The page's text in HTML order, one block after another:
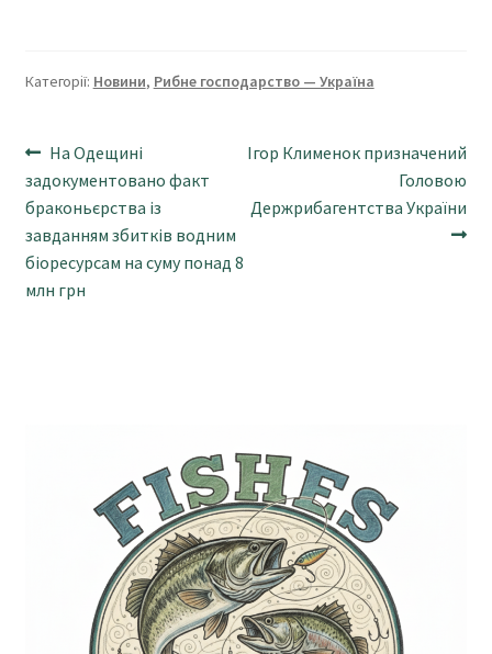
Категорії: Новини, Рибне господарство — Україна
Навігація
записів
Попередні
записи:
На Одещині
задокументовано факт
браконьєрства із
завданням збитків водним
біоресурсам на суму понад 8
млн грн
Наступні
Ігор Клименок призначений
Головою
Держрибагентства України